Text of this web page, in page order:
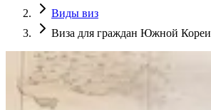
Виды виз
Виза для граждан Южной Кореи